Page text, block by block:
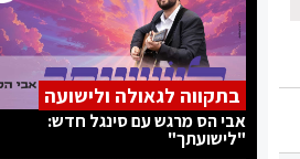
בתקווה לגאולה ולישועה
אבי הס מרגש עם סינגל חדש:
"לישועתך"